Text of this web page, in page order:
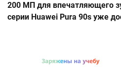
200 МП для впечатляющего
серии Huawei Pura 90s уже